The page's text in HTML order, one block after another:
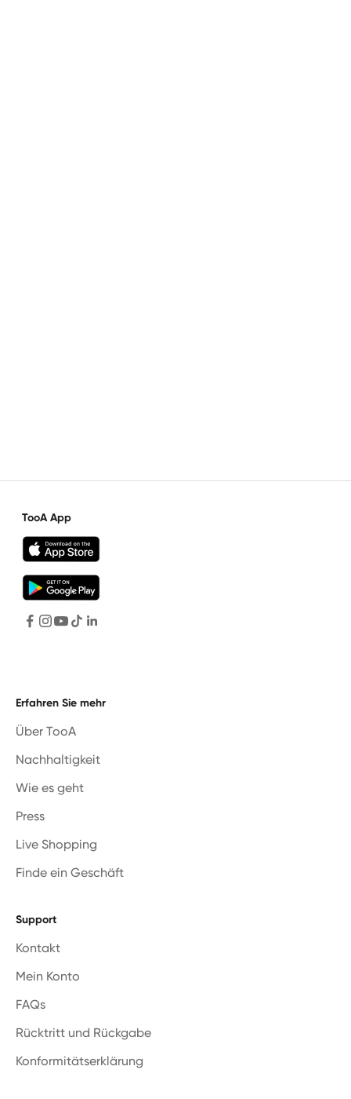
TooA App
Erfahren Sie mehr
Über TooA
Nachhaltigkeit
Wie es geht
Press
Live Shopping
Finde ein Geschäft
Support
Kontakt
Mein Konto
FAQs
Rücktritt und Rückgabe
Konformitätserklärung